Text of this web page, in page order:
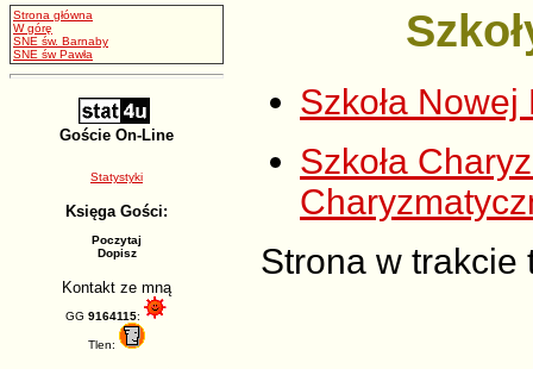
Strona główna
W górę
SNE św. Barnaby
SNE św Pawła
Goście On-Line
Statystyki
Księga Gości:
Poczytaj
Dopisz
Kontakt ze mną
GG 9164115:
Tlen:
Szkoła
Szkoła
Strona w trakcie